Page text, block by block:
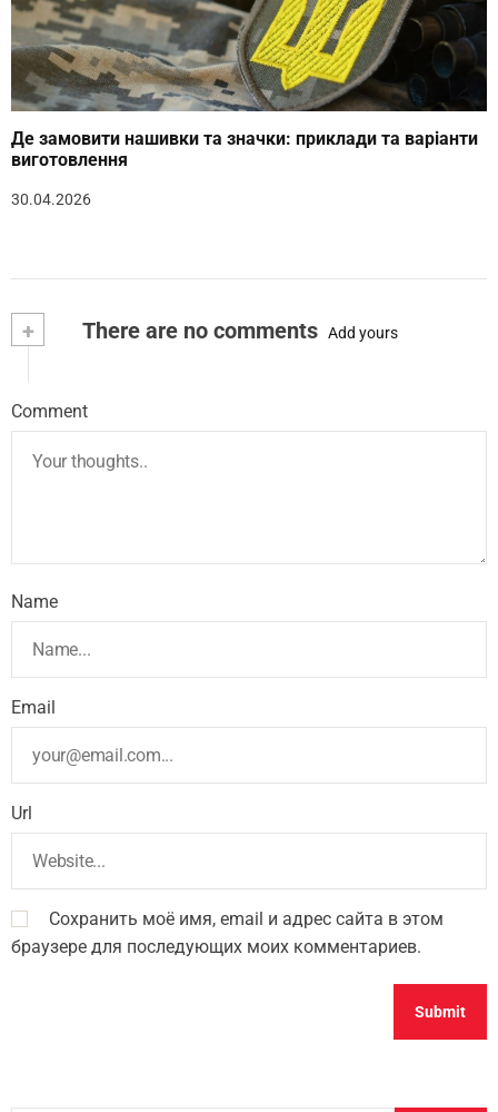
Де замовити нашивки та значки: приклади та варіанти
виготовлення
30.04.2026
+ There are no comments Add yours
Comment
Name
Email
Url
Сохранить моё имя, email и адрес сайта в этом
браузере для последующих моих комментариев.